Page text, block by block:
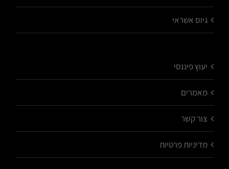
גיוס אשראי
יעוץ פיננסי
מאמרים
צור קשר
מדיניות פרטיות